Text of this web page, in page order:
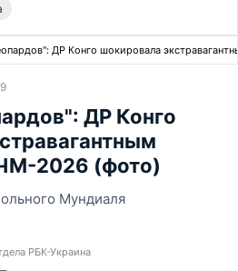
ДР Конго шокировала
ДР Конго
2026 (фото)
Мундиаля
РБК-Украина